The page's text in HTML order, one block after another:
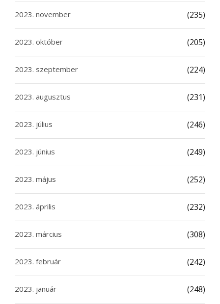
2023. november (235)
2023. október (205)
2023. szeptember (224)
2023. augusztus (231)
2023. július (246)
2023. június (249)
2023. május (252)
2023. április (232)
2023. március (308)
2023. február (242)
2023. január (248)